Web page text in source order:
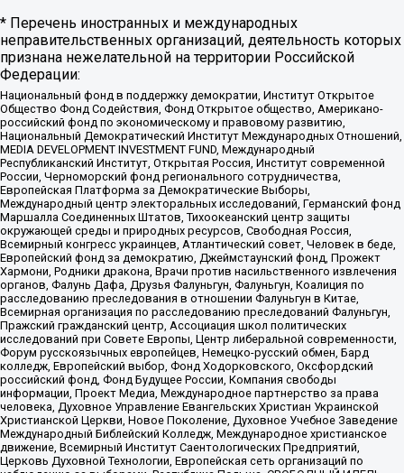
* Перечень иностранных и международных
неправительственных организаций, деятельность которых
признана нежелательной на территории Российской
Федерации:
Национальный фонд в поддержку демократии, Институт Открытое
Общество Фонд Содействия, Фонд Открытое общество, Американо-
российский фонд по экономическому и правовому развитию,
Национальный Демократический Институт Международных Отношений,
MEDIA DEVELOPMENT INVESTMENT FUND, Международный
Республиканский Институт, Открытая Россия, Институт современной
России, Черноморский фонд регионального сотрудничества,
Европейская Платформа за Демократические Выборы,
Международный центр электоральных исследований, Германский фонд
Маршалла Соединенных Штатов, Тихоокеанский центр защиты
окружающей среды и природных ресурсов, Свободная Россия,
Всемирный конгресс украинцев, Атлантический совет, Человек в беде,
Европейский фонд за демократию, Джеймстаунский фонд, Прожект
Хармони, Родники дракона, Врачи против насильственного извлечения
органов, Фалунь Дафа, Друзья Фалуньгун, Фалуньгун, Коалиция по
расследованию преследования в отношении Фалуньгун в Китае,
Всемирная организация по расследованию преследований Фалуньгун,
Пражский гражданский центр, Ассоциация школ политических
исследований при Совете Европы, Центр либеральной современности,
Форум русскоязычных европейцев, Немецко-русский обмен, Бард
колледж, Европейский выбор, Фонд Ходорковского, Оксфордский
российский фонд, Фонд Будущее России, Компания свободы
информации, Проект Медиа, Международное партнерство за права
человека, Духовное Управление Евангельских Христиан Украинской
Христианской Церкви, Новое Поколение, Духовное Учебное Заведение
Международный Библейский Колледж, Международное христианское
движение, Всемирный Институт Саентологических Предприятий,
Церковь Духовной Технологии, Европейская сеть организаций по